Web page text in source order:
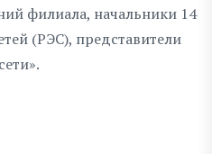
филиала, начальники 14
(РЭС), представители